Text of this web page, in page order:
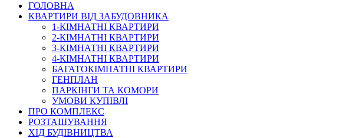
ГОЛОВНА
КВАРТИРИ ВІД ЗАБУДОВНИКА
1-КІМНАТНІ КВАРТИРИ
2-КІМНАТНІ КВАРТИРИ
3-КІМНАТНІ КВАРТИРИ
4-КІМНАТНІ КВАРТИРИ
БАГАТОКІМНАТНІ КВАРТИРИ
ГЕНПЛАН
ПАРКІНГИ ТА КОМОРИ
УМОВИ КУПІВЛІ
ПРО КОМПЛЕКС
РОЗТАШУВАННЯ
ХІД БУДІВНИЦТВА